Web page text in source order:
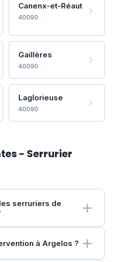
Canenx-et-Réaut
40090
Gaillères
40090
Laglorieuse
40090
- Serrurier
serruriers de
à Argelos ?